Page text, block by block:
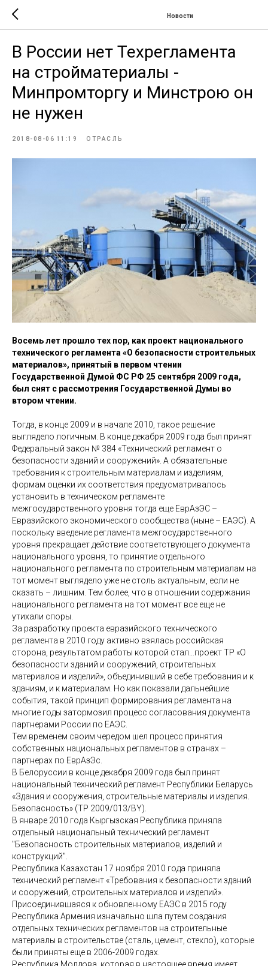
Новости
В России нет Техрегламента
на стройматериалы -
Минпромторгу и Минстрою он
не нужен
2018-08-06 11:19 ОТРАСЛЬ
Восемь лет прошло тех пор, как проект национального
технического регламента «О безопасности строительных
материалов», принятый в первом чтении
Государственной Думой ФС РФ 25 сентября 2009 года,
был снят с рассмотрения Государственной Думы во
втором чтении.
Тогда, в конце 2009 и в начале 2010, такое решение
выглядело логичным. В конце декабря 2009 года был принят
Федеральный закон № 384 «Технический регламент о
безопасности зданий и сооружений». А обязательные
требования к строительным материалам и изделиям,
формам оценки их соответствия предусматривалось
установить в техническом регламенте
межгосударственного уровня тогда еще ЕврАзЭС –
Евразийского экономического сообщества (ныне – ЕАЭС). А
поскольку введение регламента межгосударственного
уровня прекращает действие соответствующего документа
национального уровня, то принятие отдельного
национального регламента по строительным материалам на
тот момент выглядело уже не столь актуальным, если не
сказать – лишним. Тем более, что в отношении содержания
национального регламента на тот момент все еще не
утихали споры.
За разработку проекта евразийского технического
регламента в 2010 году активно взялась российская
сторона, результатом работы которой стал…проект ТР «О
безопасности зданий и сооружений, строительных
материалов и изделий», объединивший в себе требования и к
зданиям, и к материалам. Но как показали дальнейшие
события, такой принцип формирования регламента на
многие годы затормозил процесс согласования документа
партнерами России по ЕАЭС.
Тем временем своим чередом шел процесс принятия
собственных национальных регламентов в странах –
партнерах по ЕврАзЭс.
В Белоруссии в конце декабря 2009 года был принят
национальный технический регламент Республики Беларусь
«Здания и сооружения, строительные материалы и изделия.
Безопасность» (ТР 2009/013/ВY).
В январе 2010 года Кыргызская Республика приняла
отдельный национальный технический регламент
"Безопасность строительных материалов, изделий и
конструкций".
Республика Казахстан 17 ноября 2010 года приняла
технический регламент «Требования к безопасности зданий
и сооружений, строительных материалов и изделий».
Присоединившаяся к обновленному ЕАЭС в 2015 году
Республика Армения изначально шла путем создания
отдельных технических регламентов на строительные
материалы в строительстве (сталь, цемент, стекло), которые
были приняты еще в 2006-2009 годах.